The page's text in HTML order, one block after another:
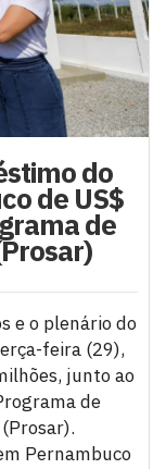
do
de US$
de
e o plenário do
feira (29),
junto ao
de
Pernambuco